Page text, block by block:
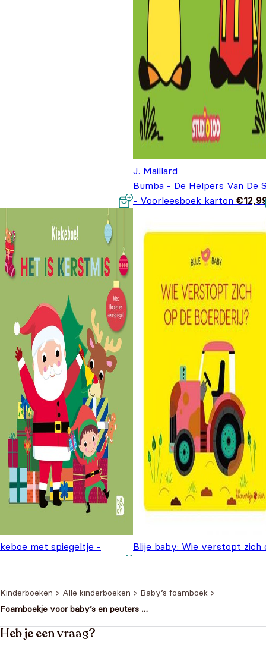
J. Maillard
Bumba - De Helpers Van De
- Voorleesboek karton €
met spiegeltje -
Blije baby: Wie verstopt zich
€12,99.
Kinderboeken > Alle kinderboeken > Baby’s foamboek >
Foamboekje voor baby’s en peuters –
jaar
Heb je een vraag?